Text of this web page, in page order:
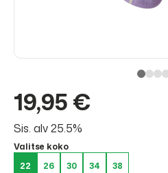
19,95 €
Sis. alv 25.5%
Valitse koko
22
26 30 34 38